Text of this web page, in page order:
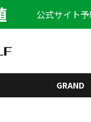
公式サイト
GRAND